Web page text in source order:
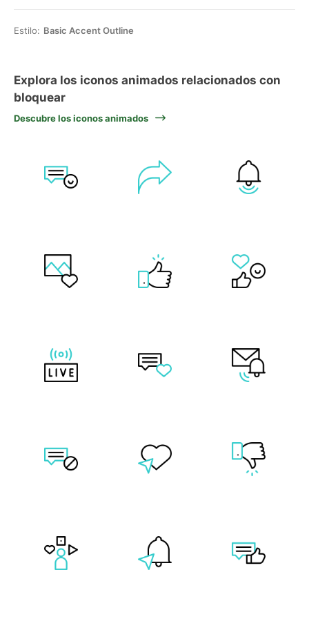
Estilo: Basic Accent Outline
Explora los iconos animados relacionados con
bloquear
Descubre los iconos animados